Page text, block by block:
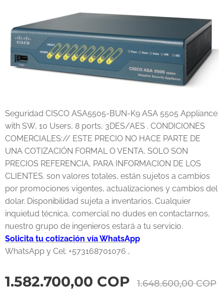
Seguridad CISCO ASA5505-BUN-K9 ASA 5505 Appliance
with SW, 10 Users, 8 ports, 3DES/AES . CONDICIONES
COMERCIALES:// ESTE PRECIO NO HACE PARTE DE
UNA COTIZACIÓN FORMAL O VENTA, SOLO SON
PRECIOS REFERENCIA, PARA INFORMACION DE LOS
CLIENTES. son valores totales, están sujetos a cambios
por promociones vigentes, actualizaciones y cambios del
dolar. Disponibilidad sujeta a inventarios. Cualquier
inquietud técnica, comercial no dudes en contactarnos,
nuestro grupo de ingenieros estará a tu servicio.
Solicita tu cotización vía WhatsApp
WhatsApp y Cel: +573168701076 ,
1.582.700,00 COP 1.648.600,00COP